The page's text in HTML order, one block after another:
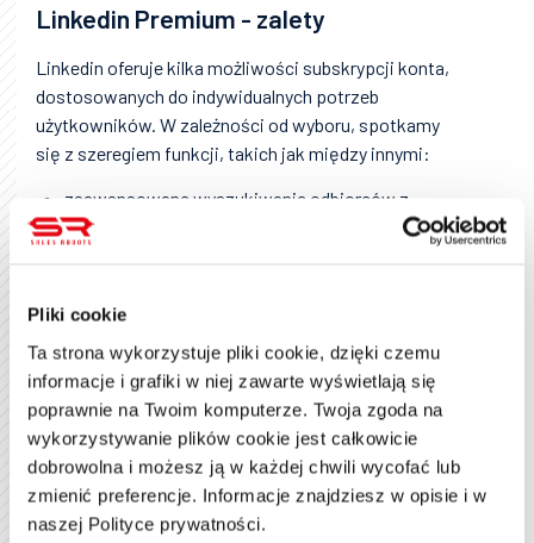
Pliki cookie
Ta strona wykorzystuje pliki cookie, dzięki czemu
informacje i grafiki w niej zawarte wyświetlają się
poprawnie na Twoim komputerze. Twoja zgoda na
wykorzystywanie plików cookie jest całkowicie
dobrowolna i możesz ją w każdej chwili wycofać lub
zmienić preferencje. Informacje znajdziesz w opisie i w
naszej Polityce prywatności.
Linkedin Premium - zalety
Linkedin oferuje kilka możliwości subskrypcji konta,
dostosowanych do indywidualnych potrzeb
użytkowników. W zależności od wyboru, spotkamy
się z szeregiem funkcji, takich jak między innymi:
zaawansowane wyszukiwanie odbiorców z
użyciem szerokiej gamy filtrów
wiadomości do osób spoza listy naszych
wizualne wyróżnienie profilu na tle innych
niepowiązanych z naszym profilem
Jak założyć profil firmy na
Linkedin?
Jednym z elementów wspierających rozwój Twojego
przedsiębiorstwa w Linkedin jest strona firmowa. To